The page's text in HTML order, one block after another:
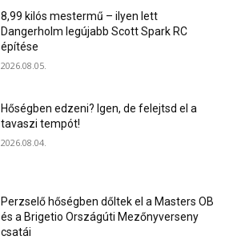
8,99 kilós mestermű – ilyen lett
Dangerholm legújabb Scott Spark RC
építése
2026.08.05.
Hőségben edzeni? Igen, de felejtsd el a
tavaszi tempót!
2026.08.04.
Perzselő hőségben dőltek el a Masters OB
és a Brigetio Országúti Mezőnyverseny
csatái